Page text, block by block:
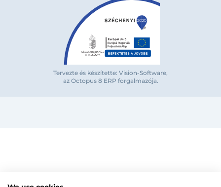
Bejelentkezés e-mail-címmel
MOZGÁSKORLÁTOZOTT TERMÉKEK
Radiátorok
Tervezte és készítette: Vision-Software,
az Octopus 8 ERP forgalmazója.